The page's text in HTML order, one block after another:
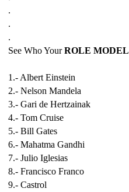
.
.
.
See Who YourROLE MODEL
1.- Albert Einstein
2.- Nelson Mandela
3.- Gari de Hertzainak
4.- Tom Cruise
5.- Bill Gates
6.- Mahatma Gandhi
7.- Julio Iglesias
8.- Francisco Franco
9.- Castrol